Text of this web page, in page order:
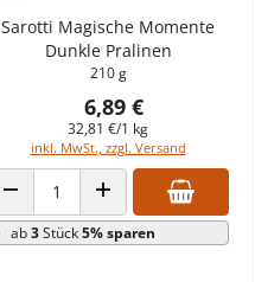
Sarotti Magische Momente
Dunkle Pralinen
210 g
6,89 €
32,81 €/1 kg
inkl. MwSt., zzgl. Versand
ANZAHL VERRINGERNANZAHL ERHÖHEN
ab3Stück5% sparen